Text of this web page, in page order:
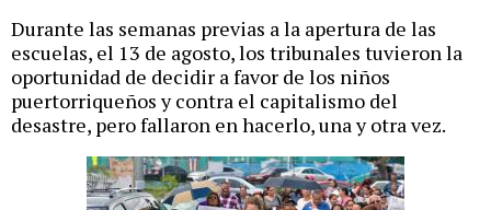
Durante las semanas previas a la apertura de las
escuelas, el 13 de agosto, los tribunales tuvieron la
oportunidad de decidir a favor de los niños
puertorriqueños y contra el capitalismo del
desastre, pero fallaron en hacerlo, una y otra vez.